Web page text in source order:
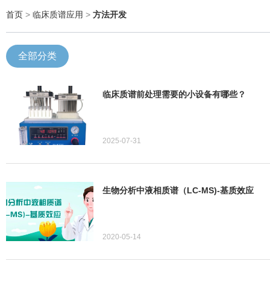
首页 > 临床质谱应用 > 方法开发
全部分类
临床质谱前处理需要的小设备有哪些？
2025-07-31
生物分析中液相质谱（LC-MS)-基质效应
2020-05-14